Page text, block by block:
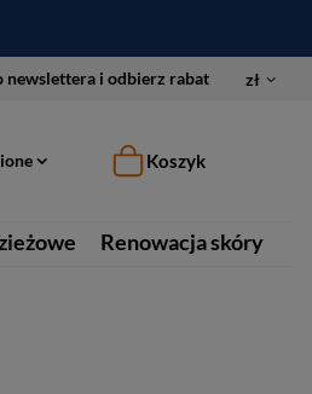
newslettera i odbierz rabat zł
Koszyk
Renowacja skóry